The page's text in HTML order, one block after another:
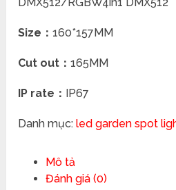
Size：160*157MM
Cut out：165MM
IP rate： IP67
Danh mục:led garden spot
Mô tả
Đánh giá (0)